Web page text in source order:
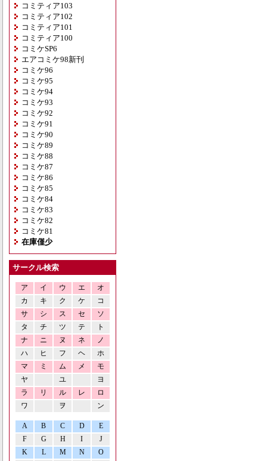
コミティア103
コミティア102
コミティア101
コミティア100
コミケSP6
エアコミケ98新刊
コミケ96
コミケ95
コミケ94
コミケ93
コミケ92
コミケ91
コミケ90
コミケ89
コミケ88
コミケ87
コミケ86
コミケ85
コミケ84
コミケ83
コミケ82
コミケ81
在庫僅少
サークル検索
ア イ ウ エ
オ
カ
キ ク ケ
コ
サ
シ ス セ
ソ
タ
チ ツ テ
ト
ナ
ニ ヌ ネ
ノ
ハ
ヒ フ ヘ
ホ
マ
ミ ム メ
モ
ヤ
ユ
ヨ
ラ
リ ル レ
ロ
ワ
ヲ ン
A B C D
E
F
G H I
J
K
L M N O